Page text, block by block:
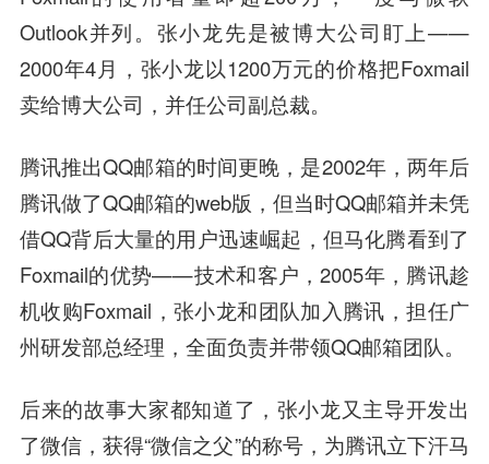
Outlook并列。张小龙先是被博大公司盯上——
2000年4月，张小龙以1200万元的价格把Foxmail
卖给博大公司，并任公司副总裁。
腾讯推出QQ邮箱的时间更晚，是2002年，两年后
腾讯做了QQ邮箱的web版，但当时QQ邮箱并未凭
借QQ背后大量的用户迅速崛起，但马化腾看到了
Foxmail的优势——技术和客户，2005年，腾讯趁
机收购Foxmail，张小龙和团队加入腾讯，担任广
州研发部总经理，全面负责并带领QQ邮箱团队。
后来的故事大家都知道了，张小龙又主导开发出
了微信，获得“微信之父”的称号，为腾讯立下汗马